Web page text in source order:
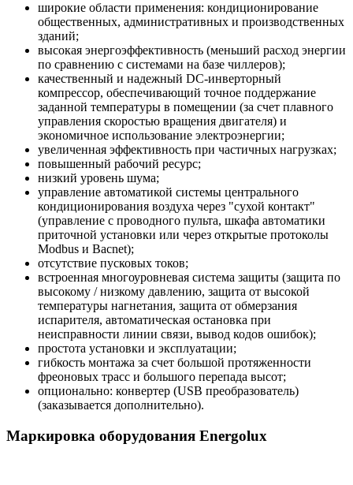
широкие области применения: кондиционирование
общественных, административных и производственных
зданий;
высокая энергоэффективность (меньший расход энергии
по сравнению с системами на базе чиллеров);
качественный и надежный DC-инверторный
компрессор, обеспечивающий точное поддержание
заданной температуры в помещении (за счет плавного
управления скоростью вращения двигателя) и
экономичное использование электроэнергии;
увеличенная эффективность при частичных нагрузках;
повышенный рабочий ресурс;
низкий уровень шума;
управление автоматикой системы центрального
кондиционирования воздуха через "сухой контакт"
(управление с проводного пульта, шкафа автоматики
приточной установки или через открытые протоколы
Modbus и Bacnet);
отсутствие пусковых токов;
встроенная многоуровневая система защиты (защита по
высокому / низкому давлению, защита от высокой
температуры нагнетания, защита от обмерзания
испарителя, автоматическая остановка при
неисправности линии связи, вывод кодов ошибок);
простота установки и эксплуатации;
гибкость монтажа за счет большой протяженности
фреоновых трасс и большого перепада высот;
опционально: конвертер (USB преобразователь)
(заказывается дополнительно).
Маркировка оборудования Energolux